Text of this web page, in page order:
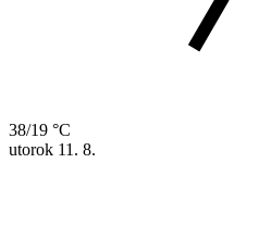
38/19 °C
utorok 11. 8.